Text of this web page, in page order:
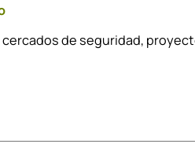
cercados de seguridad,